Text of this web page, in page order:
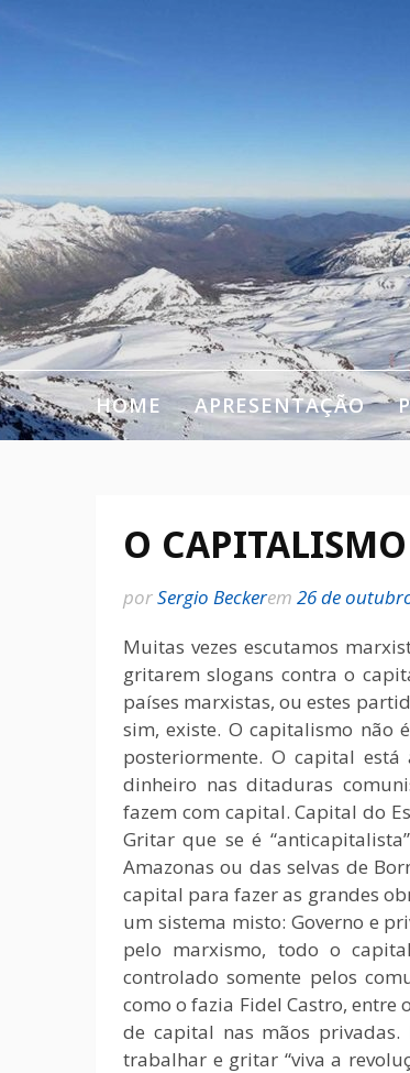
HOME APRESENTAÇÃO
O CAPITALISMO
porSergio Beckerem 26 de
Muitas vezes escutamos
gritarem slogans contra o
países marxistas, ou estes
sim, existe. O capitalismo não
posteriormente. O capital
dinheiro nas ditaduras
fazem com capital. Capital do
Gritar que se é
Amazonas ou das selvas de
capital para fazer as grandes
um sistema misto: Governo e
pelo marxismo, todo o
controlado somente pelos
como o fazia Fidel Castro, entre
de capital nas mãos
trabalhar e gritar “viva a